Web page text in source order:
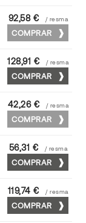
72 x 102
92,58 € / resma
COMPRAR
72 x 102
128,91 € / resma
COMPRAR
52 x 70
42,26 € / resma
COMPRAR
52 x 70
56,31 € / resma
COMPRAR
70 x 100
119,74 € / resma
COMPRAR